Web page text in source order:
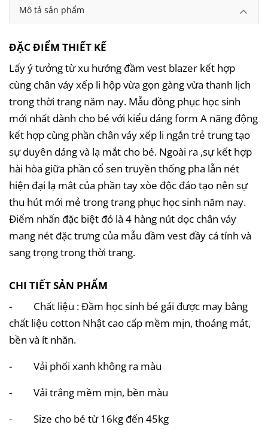
Mô tả sản phẩm
ĐẶC ĐIỂM THIẾT KẾ
Lấy ý tưởng từ xu hướng đầm vest blazer kết hợp
cùng chân váy xếp li hộp vừa gọn gàng vừa thanh lịch
trong thời trang năm nay. Mẫu đồng phục học sinh
mới nhất dành cho bé với kiểu dáng form A năng động
kết hợp cùng phần chân váy xếp li ngắn trẻ trung tạo
sự duyên dáng và lạ mắt cho bé. Ngoài ra ,sự kết hợp
hài hòa giữa phần cổ sen truyền thống pha lẫn nét
hiện đại lạ mắt của phần tay xòe độc đáo tạo nên sự
thu hút mới mẻ trong trang phục học sinh năm nay.
Điểm nhấn đặc biệt đó là 4 hàng nút dọc chân váy
mang nét đặc trưng của mẫu đầm vest đầy cá tính và
sang trọng trong thời trang.
CHI TIẾT SẢN PHẨM
- Chất liệu : Đầm học sinh bé gái được may bằng
chất liệu cotton Nhật cao cấp mềm mịn, thoáng mát,
bền và ít nhăn.
- Vải phối xanh không ra màu
- Vải trắng mềm mịn, bền màu
- Size cho bé từ 16kg đến 45kg